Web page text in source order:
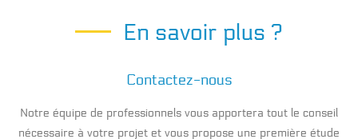
En savoir plus ?
Contactez-nous
Notre équipe de professionnels vous apportera tout le conseil
nécessaire à votre projet et vous propose une première étude